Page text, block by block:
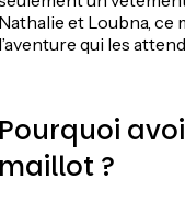
Nathalie et Loubna, ce
l’aventure qui les
Pourquoi
maillot ?